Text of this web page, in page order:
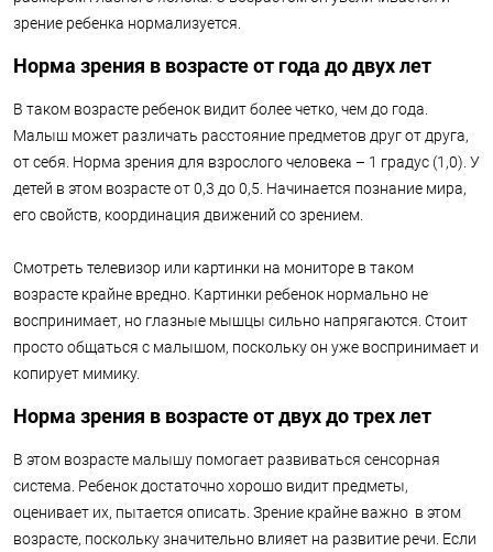
зрение ребенка нормализуется.
Норма зрения в возрасте от года до двух лет
В таком возрасте ребенок видит более четко, чем до года.
Малыш может различать расстояние предметов друг от друга,
от себя. Норма зрения для взрослого человека – 1 градус (1,0). У
детей в этом возрасте от 0,3 до 0,5. Начинается познание мира,
его свойств, координация движений со зрением.
Смотреть телевизор или картинки на мониторе в таком
возрасте крайне вредно. Картинки ребенок нормально не
воспринимает, но глазные мышцы сильно напрягаются. Стоит
просто общаться с малышом, поскольку он уже воспринимает и
копирует мимику.
Норма зрения в возрасте от двух до трех лет
В этом возрасте малышу помогает развиваться сенсорная
система. Ребенок достаточно хорошо видит предметы,
оценивает их, пытается описать. Зрение крайне важно в этом
возрасте, поскольку значительно влияет на развитие речи. Если